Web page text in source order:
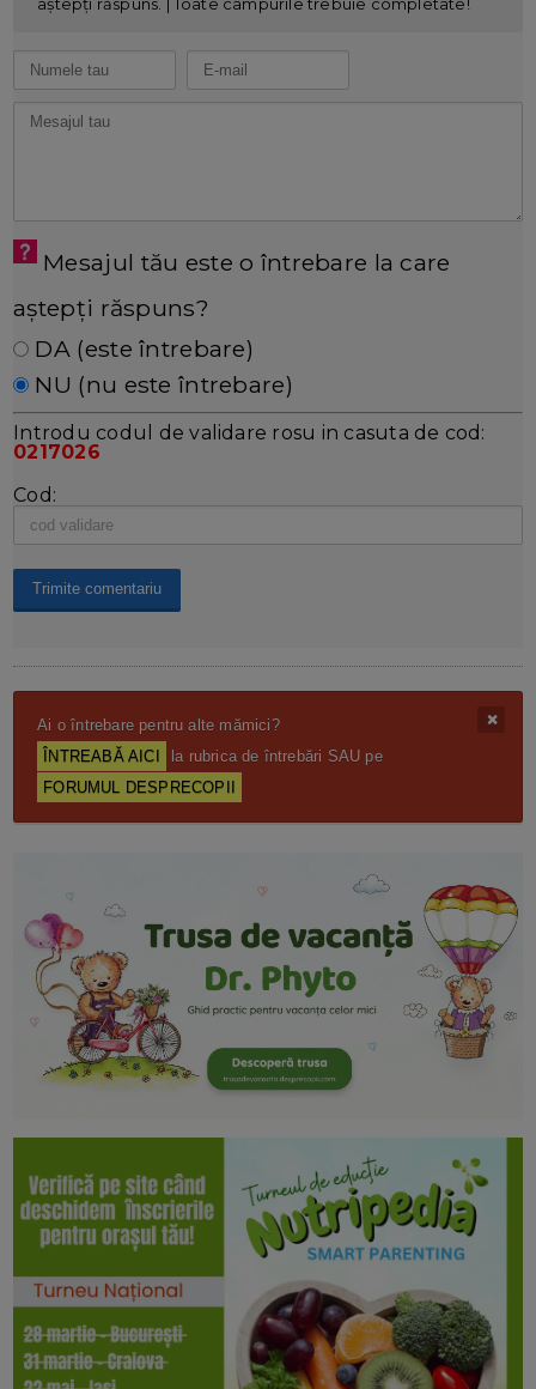
Mesajul tău este o întrebare la care
aștepți răspuns?
DA (este întrebare)
NU (nu este întrebare)
Introdu codul de validare rosu in casuta de cod:
0217026
Cod:
Ai o întrebare pentru alte mămici?
ÎNTREABĂ AICI
la rubrica de întrebări SAU pe
FORUMUL DESPRECOPII